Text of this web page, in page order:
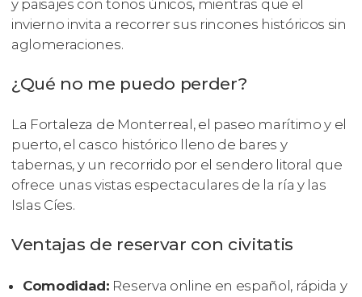
y paisajes con tonos únicos, mientras que el
invierno invita a recorrer sus rincones históricos sin
aglomeraciones.
¿Qué no me puedo perder?
La Fortaleza de Monterreal, el paseo marítimo y el
puerto, el casco histórico lleno de bares y
tabernas, y un recorrido por el sendero litoral que
ofrece unas vistas espectaculares de la ría y las
Islas Cíes.
Ventajas de reservar con civitatis
Comodidad: Reserva online en español, rápida y